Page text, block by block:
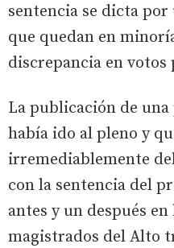
sentencia se dicta
que quedan en
discrepancia en
La publicación de
había ido al pleno y
irremediablemente
con la sentencia del
antes y un después
magistrados del Alto